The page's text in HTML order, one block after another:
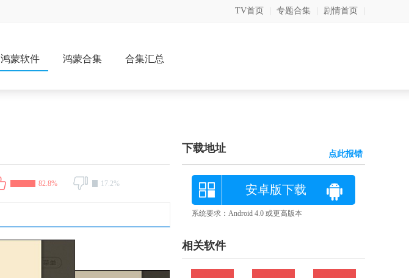
TV首页 专题合集 剧情首页
鸿蒙软件 鸿蒙合集 合集汇总
82.8% 17.2%
下载地址 点此报错
安卓版下载
系统要求：Android 4.0 或更高版本
相关软件